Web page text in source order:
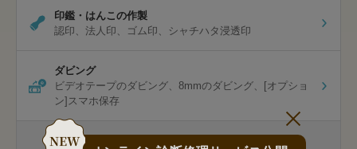
印鑑・はんこの作製
認印
法人印 ゴム印 シャチハタ浸透印
ダビング
ビデオテープのダビング
8mmのダビング
[オプショ
ン]スマホ保存
包丁研ぎ